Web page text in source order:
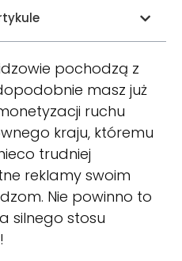
pochodzą z
masz już
ruchu
kraju, któremu
trudniej
reklamy swoim
Nie powinno to
silnego stosu